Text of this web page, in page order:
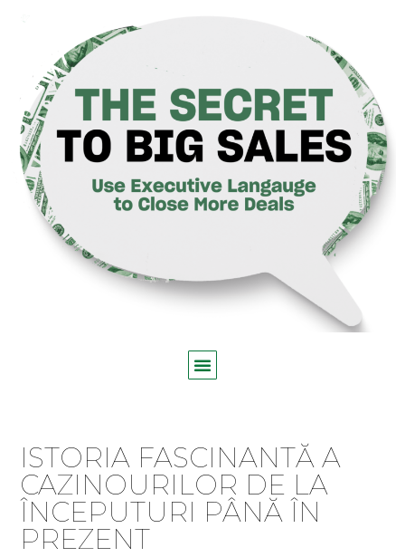
ISTORIA FASCINANTĂ A
CAZINOURILOR DE LA
ÎNCEPUTURI PÂNĂ ÎN
PREZENT